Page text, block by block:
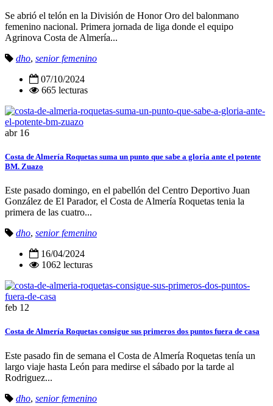
Se abrió el telón en la División de Honor Oro del balonmano
femenino nacional. Primera jornada de liga donde el equipo
Agrinova Costa de Almería...
dho, senior femenino
07/10/2024
665 lecturas
abr 16
Costa de Almería Roquetas suma un punto que sabe a gloria ante el potente
BM. Zuazo
Este pasado domingo, en el pabellón del Centro Deportivo Juan
González de El Parador, el Costa de Almería Roquetas tenia la
primera de las cuatro...
dho, senior femenino
16/04/2024
1062 lecturas
feb 12
Costa de Almería Roquetas consigue sus primeros dos puntos fuera de casa
Este pasado fin de semana el Costa de Almería Roquetas tenía un
largo viaje hasta León para medirse el sábado por la tarde al
Rodriguez...
dho, senior femenino